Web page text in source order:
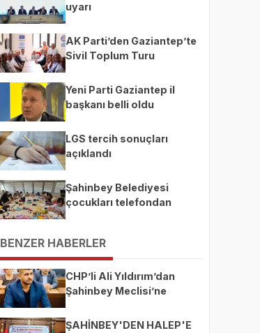
uyarı
AK Parti’den Gaziantep’te
Sivil Toplum Turu
Yeni Parti Gaziantep il
başkanı belli oldu
LGS tercih sonuçları
açıklandı
Şahinbey Belediyesi
çocukları telefondan
BENZER HABERLER
CHP’li Ali Yıldırım’dan
Şahinbey Meclisi’ne
ŞAHİNBEY'DEN HALEP'E